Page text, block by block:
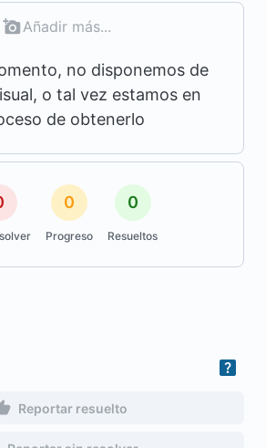
Añadir más...
no disponemos de
o tal vez estamos en
de obtenerlo
0
Progreso
0
Resueltos
Reportar resuelto